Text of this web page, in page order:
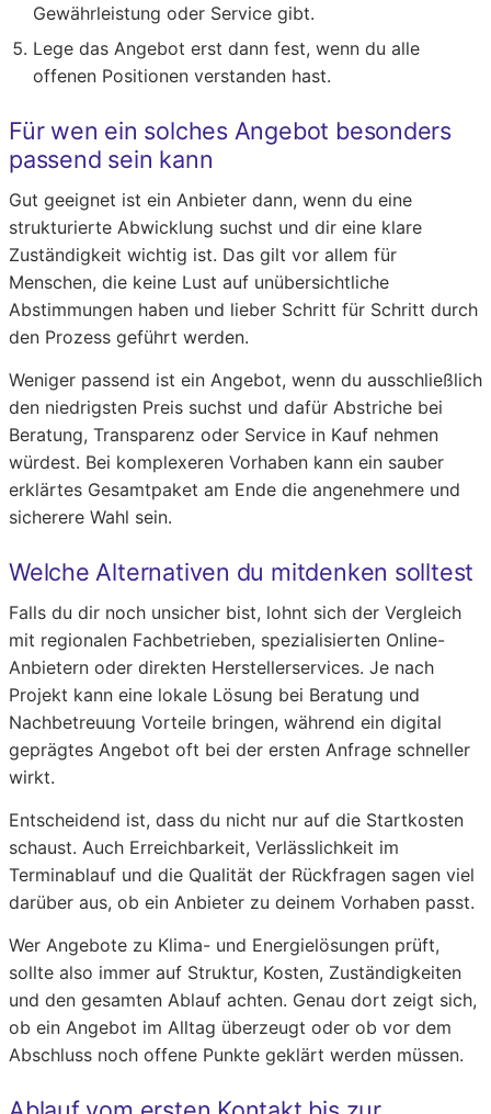
Gewährleistung oder Service gibt.
Lege das Angebot erst dann fest, wenn du alle
offenen Positionen verstanden hast.
Für wen ein solches Angebot besonders
passend sein kann
Gut geeignet ist ein Anbieter dann, wenn du eine
strukturierte Abwicklung suchst und dir eine klare
Zuständigkeit wichtig ist. Das gilt vor allem für
Menschen, die keine Lust auf unübersichtliche
Abstimmungen haben und lieber Schritt für Schritt durch
den Prozess geführt werden.
Weniger passend ist ein Angebot, wenn du ausschließlich
den niedrigsten Preis suchst und dafür Abstriche bei
Beratung, Transparenz oder Service in Kauf nehmen
würdest. Bei komplexeren Vorhaben kann ein sauber
erklärtes Gesamtpaket am Ende die angenehmere und
sicherere Wahl sein.
Welche Alternativen du mitdenken solltest
Falls du dir noch unsicher bist, lohnt sich der Vergleich
mit regionalen Fachbetrieben, spezialisierten Online-
Anbietern oder direkten Herstellerservices. Je nach
Projekt kann eine lokale Lösung bei Beratung und
Nachbetreuung Vorteile bringen, während ein digital
geprägtes Angebot oft bei der ersten Anfrage schneller
wirkt.
Entscheidend ist, dass du nicht nur auf die Startkosten
schaust. Auch Erreichbarkeit, Verlässlichkeit im
Terminablauf und die Qualität der Rückfragen sagen viel
darüber aus, ob ein Anbieter zu deinem Vorhaben passt.
Wer Angebote zu Klima- und Energielösungen prüft,
sollte also immer auf Struktur, Kosten, Zuständigkeiten
und den gesamten Ablauf achten. Genau dort zeigt sich,
ob ein Angebot im Alltag überzeugt oder ob vor dem
Abschluss noch offene Punkte geklärt werden müssen.